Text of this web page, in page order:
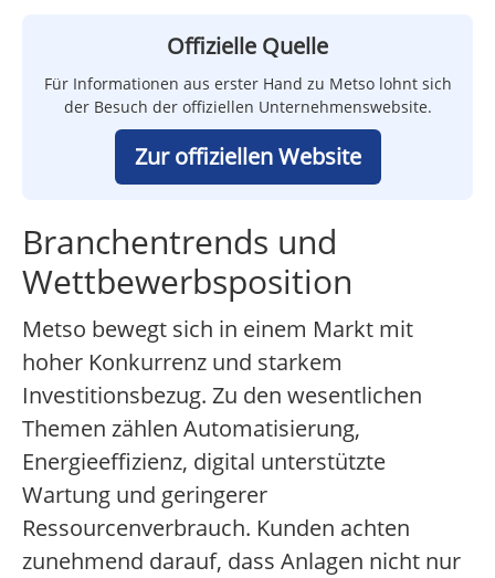
Offizielle Quelle
Für Informationen aus erster Hand zu Metso lohnt sich
der Besuch der offiziellen Unternehmenswebsite.
Zur offiziellen Website
Branchentrends und
Wettbewerbsposition
Metso bewegt sich in einem Markt mit
hoher Konkurrenz und starkem
Investitionsbezug. Zu den wesentlichen
Themen zählen Automatisierung,
Energieeffizienz, digital unterstützte
Wartung und geringerer
Ressourcenverbrauch. Kunden achten
zunehmend darauf, dass Anlagen nicht nur